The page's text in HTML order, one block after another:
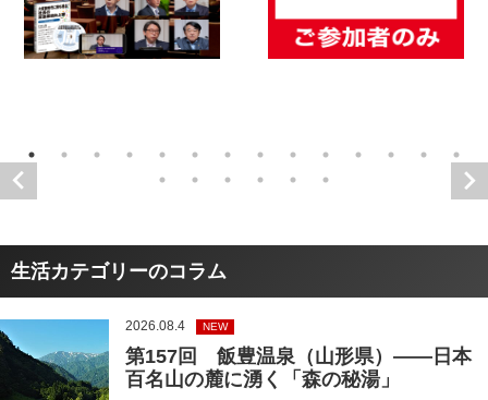
生活カテゴリーのコラム
2026.08.4 NEW
第157回 飯豊温泉（山形県）――日本
百名山の麓に湧く「森の秘湯」